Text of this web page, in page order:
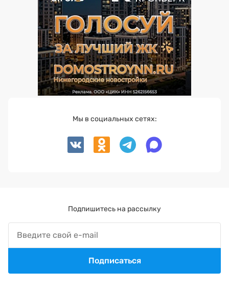
Мы в социальных сетях:
Подпишитесь на рассылку
Подписаться